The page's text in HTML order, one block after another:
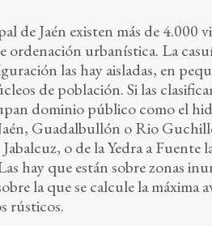
de Jaén existen más de 4.000
urbanística. La
las hay aisladas, en
de población. Si las
dominio público como el
Guadalbullón o Rio
o de la Yedra a Fuente
hay que están sobre zonas
la que se calcule la máxima
rústicos.